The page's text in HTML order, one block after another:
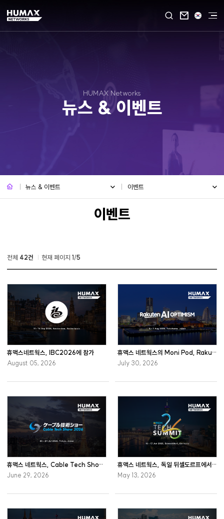

HUMAX Networks
뉴스 & 이벤트
뉴스 & 이벤트 이벤트
전체 42건 현재 페이지 1/5
휴맥스네트웍스, IBC2026에 참가
August 05, 2026
휴맥스 네트웍스의 Moni Pod, Rakuten AI Optimism 2026 참가
July 30, 2026
휴맥스 네트웍스, Cable Tech Show 2026 참가
June 29, 2026
휴맥스 네트웍스, 독일 뒤셀도르프에서 개최하는 RDK Tech Summit 2026에 참가
May 13, 2026